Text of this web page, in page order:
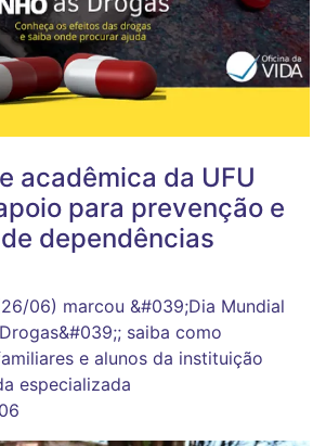
acadêmica da UFU
para prevenção e
dependências
06) marcou &#039;Dia Mundial
saiba como
e alunos da instituição
especializada